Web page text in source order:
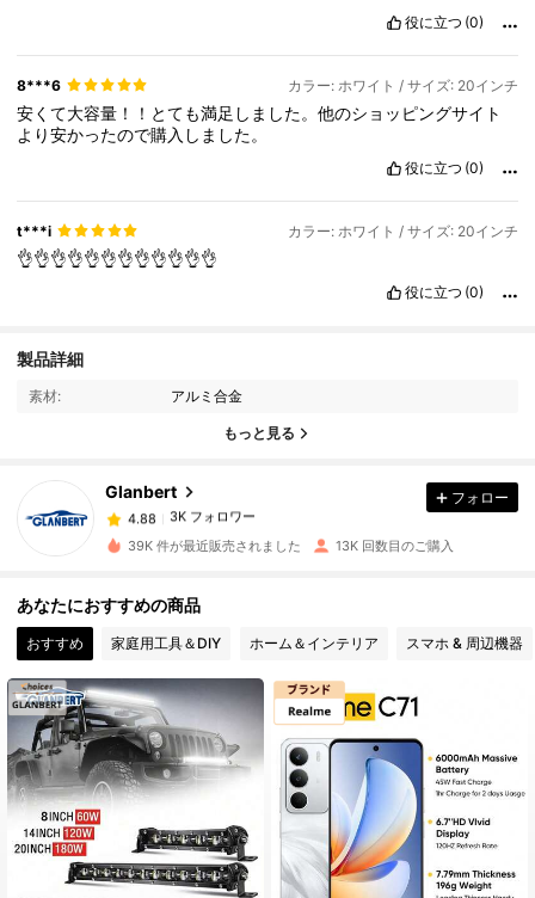
役に立つ (0)
8***6 カラー: ホワイト / サイズ: 20インチ
安くて大容量！！とても満足しました。他のショッピングサイト
より安かったので購入しました。
役に立つ (0)
t***i カラー: ホワイト / サイズ: 20インチ
👌👌👌👌👌👌👌👌👌👌👌👌
役に立つ (0)
製品詳細
素材: アルミ合金
もっと見る
Glanbert
3K フォロワー
4.88
3K フォロワー
4.88 3K フォロワー
4.88 3K フォロワー
フォロー
39K 件が最近販売されました 13K 回数目のご購入
あなたにおすすめの商品
おすすめ 家庭用工具＆DIY ホーム＆インテリア スマホ & 周辺機器